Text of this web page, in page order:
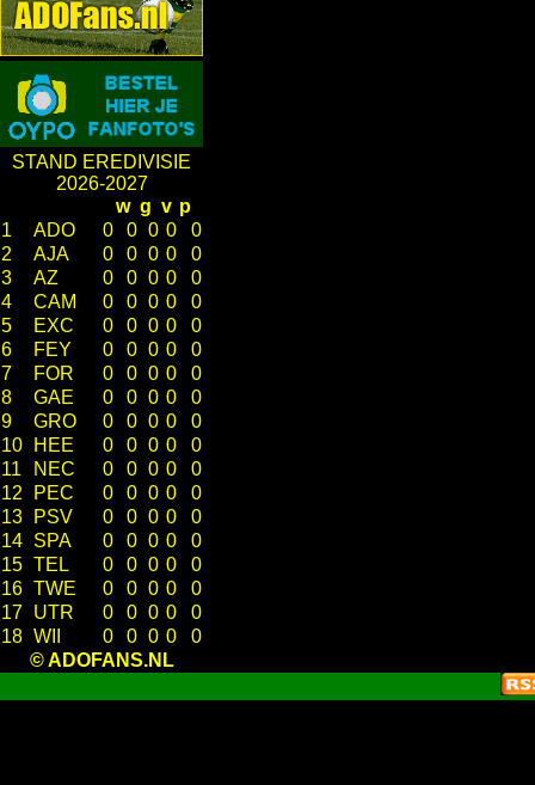
STAND EREDIVISIE
2026-2027
w g v p
1
ADO 0 0 0 0
0
2
AJA 0 0 0 0
0
3
AZ 0 0 0 0
0
4
CAM 0 0 0 0
0
5
EXC 0 0 0 0
0
6
FEY 0 0 0 0
0
7
FOR 0 0 0 0
0
8
GAE 0 0 0 0
0
9
GRO 0 0 0 0
0
10
HEE 0 0 0 0
0
11
NEC 0 0 0 0
0
12
PEC 0 0 0 0
0
13
PSV 0 0 0 0
0
14 SPA 0 0 0 0
0
15 TEL 0 0 0 0
0
16 TWE 0 0 0 0
0
17 UTR 0 0 0 0
0
18 WII 0 0 0 0
0
© ADOFANS.NL